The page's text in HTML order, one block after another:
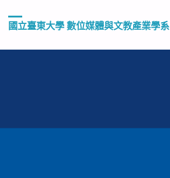
國立臺東大學 數位媒體與文教產業學系